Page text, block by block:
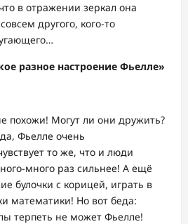
в отражении зеркал она
другого, кого-то
разное настроение Фьелле»
похожи! Могут ли они дружить?
Фьелле очень
то же, что и люди
много раз сильнее! А ещё
булочки с корицей, играть в
математики! Но вот беда:
терпеть не может Фьелле!